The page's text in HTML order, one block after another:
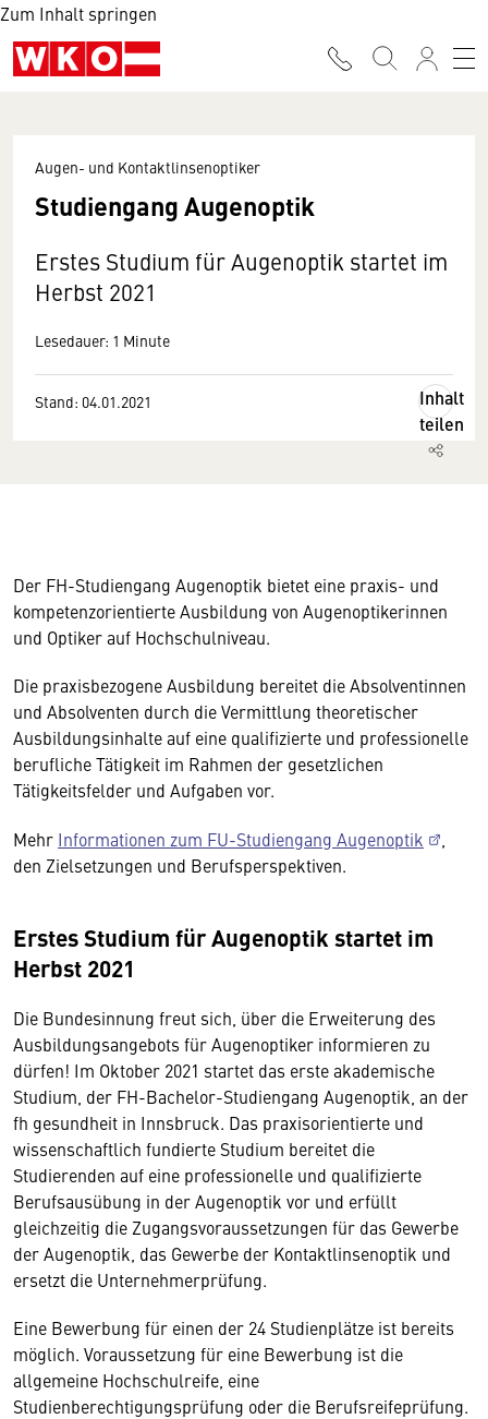
Zum Inhalt springen
Augen- und Kontaktlinsenoptiker
Studiengang Augenoptik
Erstes Studium für Augenoptik startet im
Herbst 2021
Lesedauer: 1 Minute
Stand: 04.01.2021
Inhalt
teilen
Der FH-Studiengang Augenoptik bietet eine praxis- und
kompetenzorientierte Ausbildung von Augenoptikerinnen
und Optiker auf Hochschulniveau.
Die praxisbezogene Ausbildung bereitet die Absolventinnen
und Absolventen durch die Vermittlung theoretischer
Ausbildungsinhalte auf eine qualifizierte und professionelle
berufliche Tätigkeit im Rahmen der gesetzlichen
Tätigkeitsfelder und Aufgaben vor.
Mehr Informationen zum FU-Studiengang Augenoptik
den Zielsetzungen und Berufsperspektiven.
Erstes Studium für Augenoptik startet im
Herbst 2021
Die Bundesinnung freut sich, über die Erweiterung des
Ausbildungsangebots für Augenoptiker informieren zu
dürfen! Im Oktober 2021 startet das erste akademische
Studium, der FH-Bachelor-Studiengang Augenoptik, an der
fh gesundheit in Innsbruck. Das praxisorientierte und
wissenschaftlich fundierte Studium bereitet die
Studierenden auf eine professionelle und qualifizierte
Berufsausübung in der Augenoptik vor und erfüllt
gleichzeitig die Zugangsvoraussetzungen für das Gewerbe
der Augenoptik, das Gewerbe der Kontaktlinsenoptik und
ersetzt die Unternehmerprüfung.
Eine Bewerbung für einen der 24 Studienplätze ist bereits
möglich. Voraussetzung für eine Bewerbung ist die
allgemeine Hochschulreife, eine
Studienberechtigungsprüfung oder die Berufsreifeprüfung.